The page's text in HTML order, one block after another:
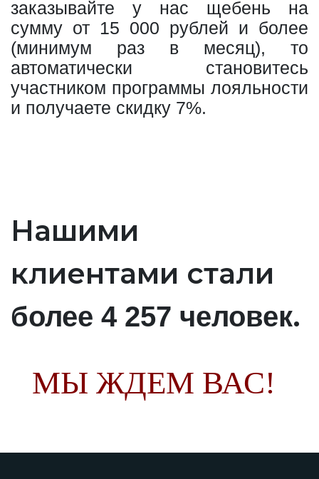
заказывайте у нас щебень на
сумму от 15 000 рублей и более
(минимум раз в месяц), то
автоматически становитесь
участником программы лояльности
и получаете скидку 7%.
Нашими
клиентами стали
более 4 257 человек.
МЫ ЖДЕМ ВАС!